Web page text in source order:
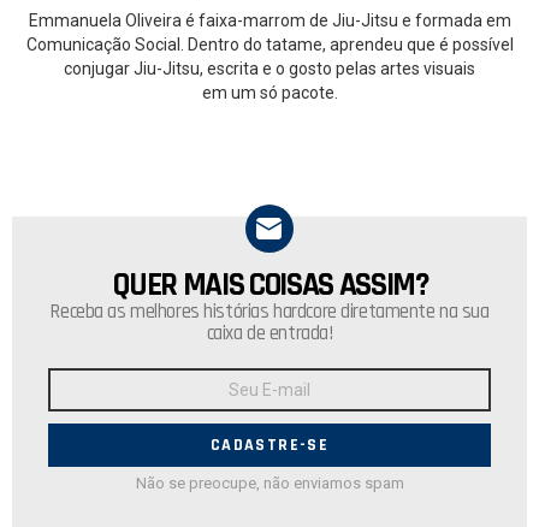
Emmanuela Oliveira é faixa-marrom de Jiu-Jitsu e formada em
Comunicação Social. Dentro do tatame, aprendeu que é possível
conjugar Jiu-Jitsu, escrita e o gosto pelas artes visuais
em um só pacote.
NEWSLETTER
QUER MAIS COISAS ASSIM?
Receba as melhores histórias hardcore diretamente na sua
caixa de entrada!
E-
Não se preocupe, não enviamos spam